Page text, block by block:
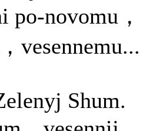
po-novomu，
vesennemu...
Shum.